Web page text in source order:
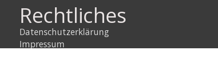
Rechtliches
Datenschutzerklärung
Impressum